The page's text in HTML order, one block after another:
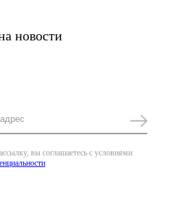
новости
вы соглашаетесь с условиями